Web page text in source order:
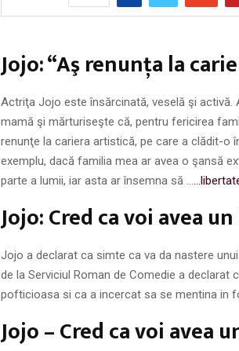
Jojo: “Aş renunţa la
Actriţa Jojo este însărcinată, veselă şi activă.
mamă şi mărturiseşte că, pentru fericirea
renunţe la cariera artistică, pe care a clădit-o
exemplu, dacă familia mea ar avea o şansă
parte a lumii, iar asta ar însemna să …
Jojo: Cred ca voi avea
Jojo a declarat ca simte ca va da nastere
de la Serviciul Roman de Comedie a
pofticioasa si ca a incercat sa se mentina in
Jojo – Cred ca voi avea